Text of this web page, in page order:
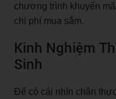
chương trình khuyến
chi phí mua sắm.
Kinh Nghiệm
Sinh
Để có cái nhìn chân